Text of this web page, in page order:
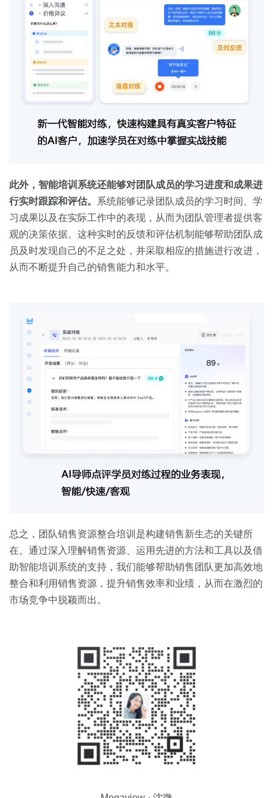
此外，智能培训系统还能够对团队成员的学习进度和成果进
行实时跟踪和评估。 系统能够记录团队成员的学习时间、学
习成果以及在实际工作中的表现，从而为团队管理者提供客
观的决策依据。这种实时的反馈和评估机制能够帮助团队成
员及时发现自己的不足之处，并采取相应的措施进行改进，
从而不断提升自己的销售能力和水平。
总之，团队销售资源整合培训是构建销售新生态的关键所
在。通过深入理解销售资源、运用先进的方法和工具以及借
助智能培训系统的支持，我们能够帮助销售团队更加高效地
整合和利用销售资源，提升销售效率和业绩，从而在激烈的
市场竞争中脱颖而出。